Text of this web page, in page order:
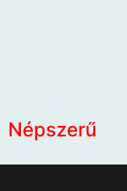
Népszerű